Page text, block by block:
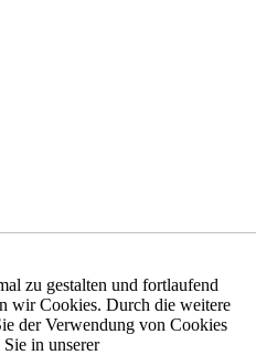
zu gestalten und fortlaufend
wir Cookies. Durch die weitere
der Verwendung von Cookies
in unserer